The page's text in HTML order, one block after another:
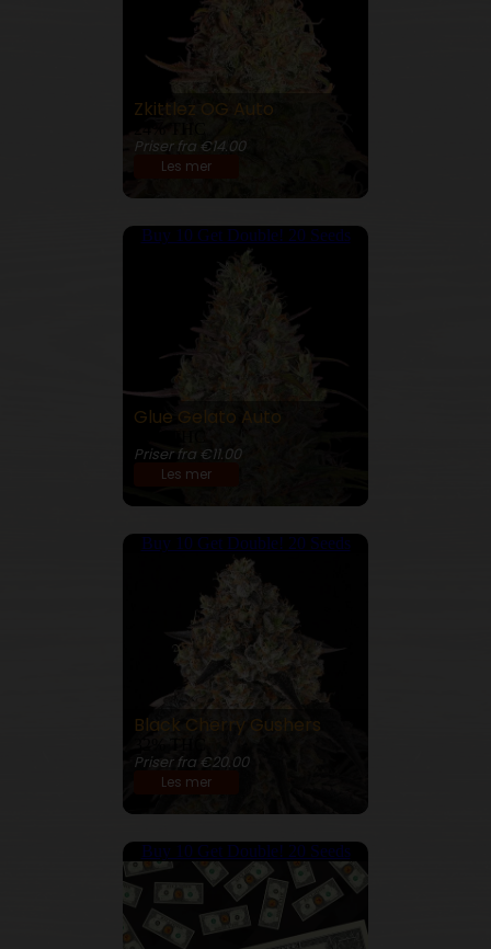
Zkittlez OG Auto
Priser fra €14.00
Les mer
Buy 10 Get Double! 20 Seeds
Glue Gelato Auto
Priser fra €11.00
Les mer
Buy 10 Get Double! 20 Seeds
Black Cherry Gushers
Priser fra €20.00
Les mer
Buy 10 Get Double! 20 Seeds